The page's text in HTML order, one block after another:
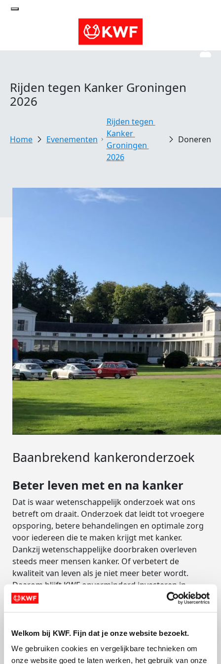
Welkom bij KWF. Fijn dat je onze website bezoekt.
We gebruiken cookies en vergelijkbare technieken om
onze website goed te laten werken, het gebruik van onze
Rijden tegen Kanker Groningen
2026
Evenementen
Rijden tegen
Kanker
Groningen
2026
Doneren
Baanbrekend kankeronderzoek
Beter leven met en na kanker
Dat is waar wetenschappelijk onderzoek wat ons
betreft om draait. Onderzoek dat leidt tot vroegere
opsporing, betere behandelingen en optimale zorg
voor iedereen die te maken krijgt met kanker.
Dankzij wetenschappelijke doorbraken overleven
steeds meer mensen kanker. Of verbetert de
kwaliteit van leven als je niet meer beter wordt.
Daarom blijft KWF onverminderd investeren in
onderzoek. Doe een donatie en draag bij aan onze
Opgehaald